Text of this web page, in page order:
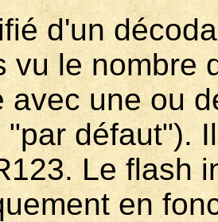
d'un
vu le nombre
avec une ou
"par défaut").
Le flash
en